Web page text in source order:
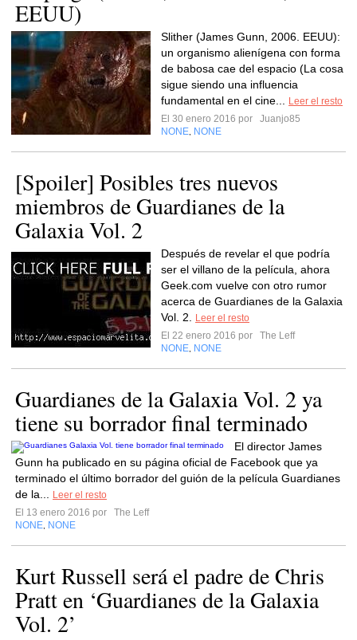
EEUU)
Slither (James Gunn, 2006. EEUU):
un organismo alienígena con forma
de babosa cae del espacio (La cosa
sigue siendo una influencia
fundamental en el cine...
Leer el resto
El 30 enero 2016 por
Juanjo85
NONE NONE
[Spoiler] Posibles tres nuevos
miembros de Guardianes de la
Galaxia Vol. 2
Después de revelar el que podría
ser el villano de la película, ahora
Geek.com vuelve con otro rumor
acerca de Guardianes de la Galaxia
Vol. 2.
Leer el resto
El 22 enero 2016 por
The Leff
NONE NONE
Guardianes de la Galaxia Vol. 2 ya
tiene su borrador final terminado
El director James
Gunn ha publicado en su página oficial de Facebook que ya
terminado el último borrador del guión de la película Guardianes
de la...
Leer el resto
El 13 enero 2016 por
The Leff
NONE NONE
Kurt Russell será el padre de Chris
Pratt en ‘Guardianes de la Galaxia
Vol. 2’